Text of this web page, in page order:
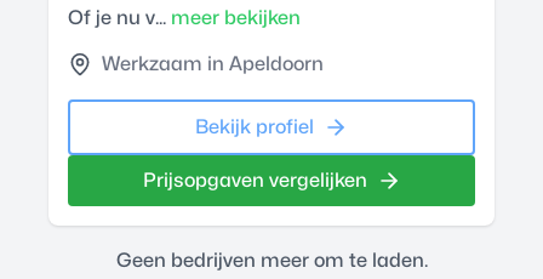
Of je nu v... meer bekijken
Werkzaam in Apeldoorn
Bekijk profiel
Prijsopgaven vergelijken
Geen bedrijven meer om te laden.